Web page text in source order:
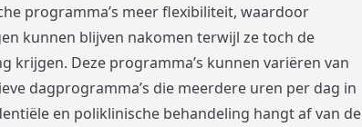
programma’s meer flexibiliteit, waardoor
kunnen blijven nakomen terwijl ze toch de
krijgen. Deze programma’s kunnen variëren van
dagprogramma’s die meerdere uren per dag in
en poliklinische behandeling hangt af van de